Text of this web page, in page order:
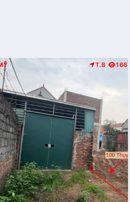
T.B 166